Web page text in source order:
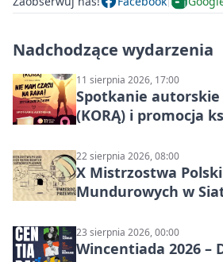
Nadchodzące wydarzenia
11 sierpnia 2026, 17:00
Spotkanie autorskie
(KORĄ) i promocja
22 sierpnia 2026, 08:00
X Mistrzostwa Polski
Mundurowych w
23 sierpnia 2026, 00:00
Wincentiada 2026 –